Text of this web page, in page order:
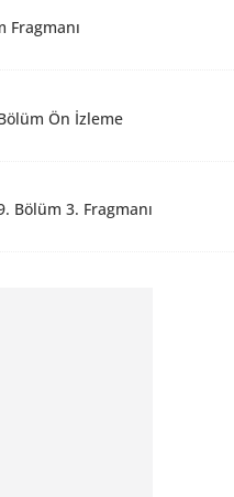
Fragmanı
Ön İzleme
Bölüm 3. Fragmanı